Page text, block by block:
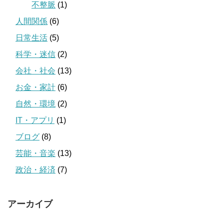
不整脈 (1)
人間関係 (6)
日常生活 (5)
科学・迷信 (2)
会社・社会 (13)
お金・家計 (6)
自然・環境 (2)
IT・アプリ (1)
ブログ (8)
芸能・音楽 (13)
政治・経済 (7)
アーカイブ